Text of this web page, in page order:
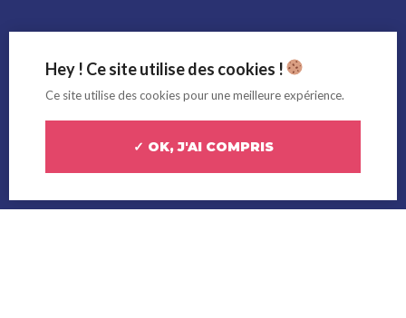
Hey ! Ce site utilise des cookies !
Ce site utilise des cookies pour une meilleure expérience.
✓ OK, J'AI COMPRIS